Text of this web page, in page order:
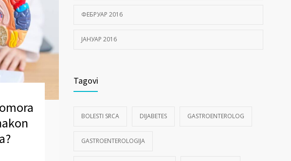
ФЕБРУАР 2016
ЈАНУАР 2016
Tagovi
BOLESTI SRCA DIJABETES GASTROENTEROLOG
GASTROENTEROLOGIJA